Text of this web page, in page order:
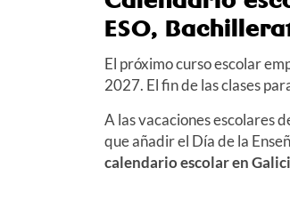
ESO,
El próximo curso escolar
2027. El fin de las clases
A las vacaciones escolares
que añadir el Día de la
calendario escolar en